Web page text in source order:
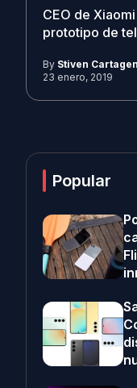
CEO de
prototipo de
By Stiven
23 enero, 2019
Popular